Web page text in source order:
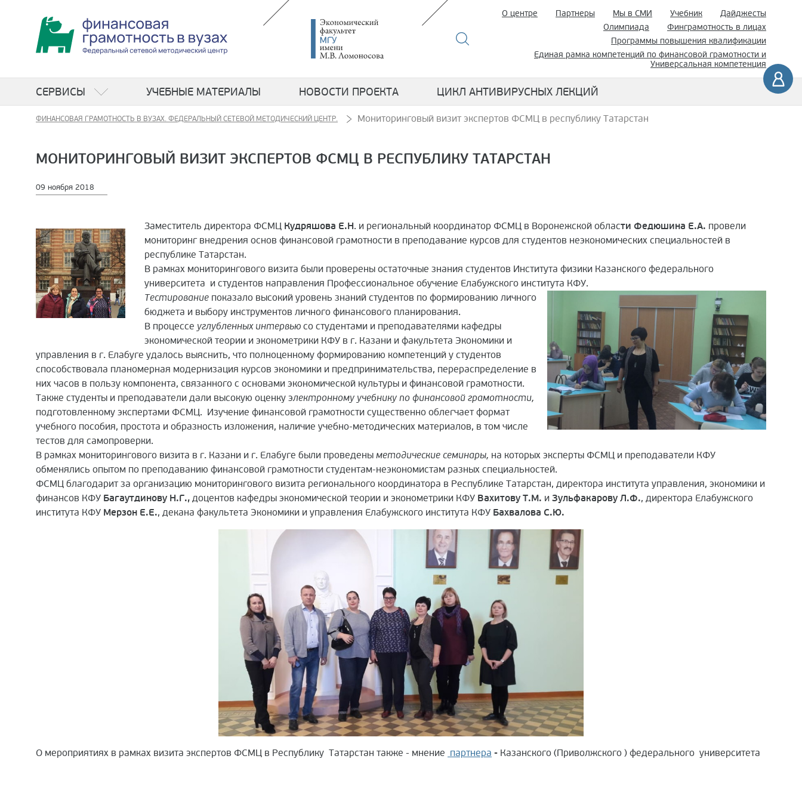
О центре Партнеры Мы в СМИ Учебник
Дайджесты
Олимпиада
Финграмотность в лицах
Программы повышения квалификации
Единая рамка компетенций по финансовой грамотности и
Универсальная компетенция
СЕРВИСЫ УЧЕБНЫЕ МАТЕРИАЛЫ НОВОСТИ ПРОЕКТА ЦИКЛ АНТИВИРУСНЫХ ЛЕКЦИЙ
ФИНАНСОВАЯ ГРАМОТНОСТЬ В ВУЗАХ. ФЕДЕРАЛЬНЫЙ СЕТЕВОЙ МЕТОДИЧЕСКИЙ ЦЕНТР. Мониторинговый визит экспертов ФСМЦ в республику Татарстан
МОНИТОРИНГОВЫЙ ВИЗИТ ЭКСПЕРТОВ ФСМЦ В РЕСПУБЛИКУ ТАТАРСТАН
09 ноября 2018
Заместитель директора ФСМЦ Кудряшова Е.Н. и региональный координатор ФСМЦ в Воронежской области Федюшина Е.А. провели
мониторинг внедрения основ финансовой грамотности в преподавание курсов для студентов неэкономических специальностей в
республике Татарстан.
В рамках мониторингового визита были проверены остаточные знания студентов Института физики Казанского федерального
университета и студентов направления Профессиональное обучение Елабужского института КФУ.
Тестирование показало высокий уровень знаний студентов по формированию личного
бюджета и выбору инструментов личного финансового планирования.
В процессе углубленных интервью со студентами и преподавателями кафедры
экономической теории и эконометрики КФУ в г. Казани и факультета Экономики и
управления в г. Елабуге удалось выяснить, что полноценному формированию компетенций у студентов
способствовала планомерная модернизация курсов экономики и предпринимательства, перераспределение в
них часов в пользу компонента, связанного с основами экономической культуры и финансовой грамотности.
Также студенты и преподаватели дали высокую оценку электронному учебнику по финансовой грамотности,
подготовленному экспертами ФСМЦ. Изучение финансовой грамотности существенно облегчает формат
учебного пособия, простота и образность изложения, наличие учебно-методических материалов, в том числе
тестов для самопроверки.
В рамках мониторингового визита в г. Казани и г. Елабуге были проведены методические семинары, на которых эксперты ФСМЦ и преподаватели КФУ
обменялись опытом по преподаванию финансовой грамотности студентам-неэкономистам разных специальностей.
ФСМЦ благодарит за организацию мониторингового визита регионального координатора в Республике Татарстан, директора института управления, экономики и
финансов КФУ Багаутдинову Н.Г., доцентов кафедры экономической теории и эконометрики КФУ Вахитову Т.М. и Зульфакарову Л.Ф., директора Елабужского
института КФУ Мерзон Е.Е., декана факультета Экономики и управления Елабужского института КФУ Бахвалова С.Ю.
О мероприятиях в рамках визита экспертов ФСМЦ в Республику Татарстан также - мнение партнера - Казанского (Приволжского ) федерального университета